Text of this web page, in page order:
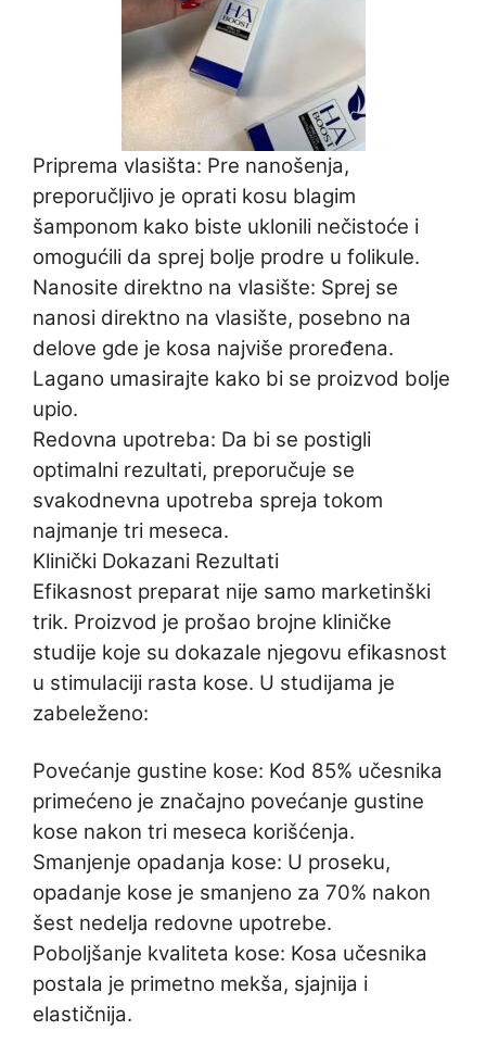
Priprema vlasišta: Pre nanošenja,
preporučljivo je oprati kosu blagim
šamponom kako biste uklonili nečistoće i
omogućili da sprej bolje prodre u folikule.
Nanosite direktno na vlasište: Sprej se
nanosi direktno na vlasište, posebno na
delove gde je kosa najviše proređena.
Lagano umasirajte kako bi se proizvod bolje
upio.
Redovna upotreba: Da bi se postigli
optimalni rezultati, preporučuje se
svakodnevna upotreba spreja tokom
najmanje tri meseca.
Klinički Dokazani Rezultati
Efikasnost preparat nije samo marketinški
trik. Proizvod je prošao brojne kliničke
studije koje su dokazale njegovu efikasnost
u stimulaciji rasta kose. U studijama je
zabeleženo:
Povećanje gustine kose: Kod 85% učesnika
primećeno je značajno povećanje gustine
kose nakon tri meseca korišćenja.
Smanjenje opadanja kose: U proseku,
opadanje kose je smanjeno za 70% nakon
šest nedelja redovne upotrebe.
Poboljšanje kvaliteta kose: Kosa učesnika
postala je primetno mekša, sjajnija i
elastičnija.